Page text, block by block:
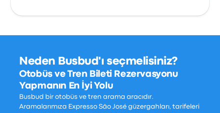
Neden Busbud'ı seçmelisiniz?
Otobüs ve Tren Bileti Rezervasyonu
Yapmanın En İyi Yolu
Busbud bir otobüs ve tren arama aracıdır.
Aramalarımıza Expresso São José güzergahları, tarifeleri